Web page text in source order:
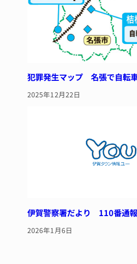
犯罪発生マップ 名張で自転
2025年12月22日
伊賀警察署だより 110番通
2026年1月6日